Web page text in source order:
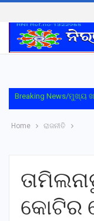
Breaking News/ମୁଖ୍ୟ
ରେଳ ସୁରକ୍ଷା ଓ
Home ରାଜନୀତି
କୋଟିର